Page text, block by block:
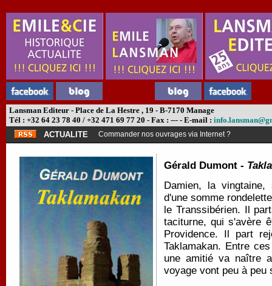
Lansman Editeur - Place de La Hestre , 19 - B-7170 Manage
Tél : +32 64 23 78 40 / +32 471 69 77 20 - Fax : --- - E-mail :
ACTUALITE
Commander nos ouvrages via Internet ?
Gérald Dumont -
Damien, la
d'une somme
le Transsibérien. Il
taciturne, qui s'avère
Providence. Il part
Taklamakan. Entre
une amitié va naître
voyage vont peu à peu